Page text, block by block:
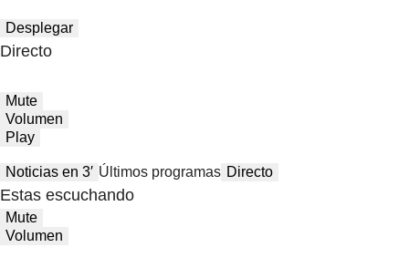
Desplegar
Directo
Mute
Volumen
Play
Noticias en 3′ Últimos programas Directo
Estas escuchando
Mute
Volumen